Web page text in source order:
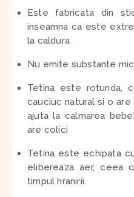
Este fabricata din
inseamna ca este
la caldura
Nu emite substante
Tetina este rotunda,
cauciuc natural si o
ajuta la calmarea
are colici
Tetina este echipata
elibereaza aer, ceea
timpul hranirii.